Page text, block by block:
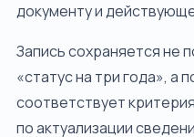
документу и
Запись сохраняется не
«статус на три года», а
соответствует
по актуализации